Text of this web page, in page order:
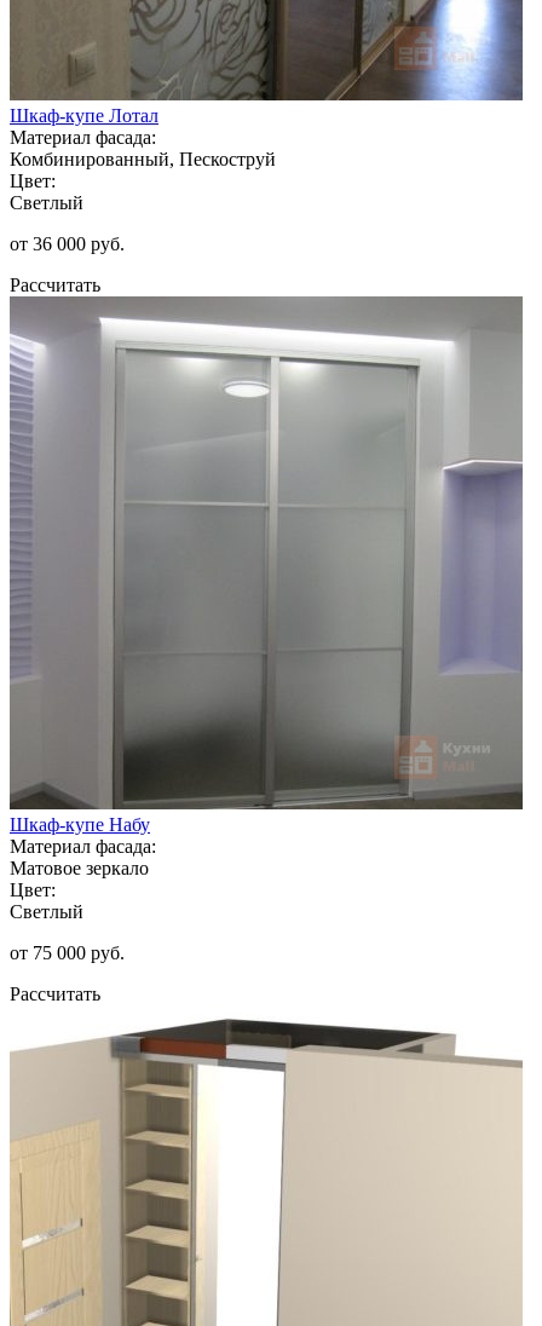
Шкаф-купе Лотал
Материал фасада:
Комбинированный, Пескоструй
Цвет:
Светлый
от 36 000 руб.
Рассчитать
Шкаф-купе Набу
Материал фасада:
Матовое зеркало
Цвет:
Светлый
от 75 000 руб.
Рассчитать